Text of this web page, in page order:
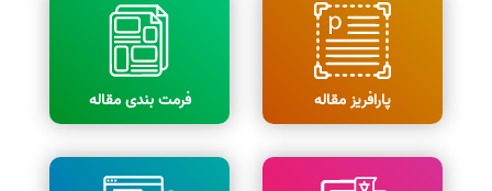
پارافریز مقاله فرمت بندی مقاله